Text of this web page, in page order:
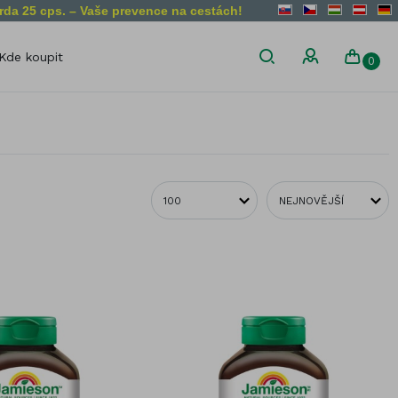
25 cps. – Vaše prevence na cestách!
Vegetariánský
produkt
Kde koupit 0